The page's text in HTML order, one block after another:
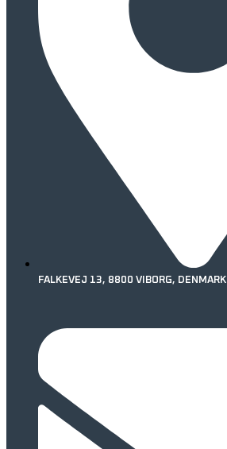
FALKEVEJ 13, 8800 VIBORG, DENMARK